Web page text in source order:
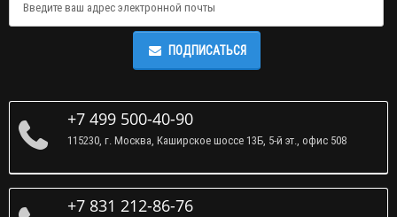
ПОДПИСАТЬСЯ
+7 499 500-40-90
115230, г. Москва, Каширское шоссе 13Б, 5-й эт., офис 508
+7 831 212-86-76